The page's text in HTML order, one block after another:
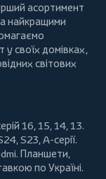
асортимент
найкращими
своїх домівках,
світових
16, 15, 14, 13.
S23, A-серії.
Планшети,
по Україні.